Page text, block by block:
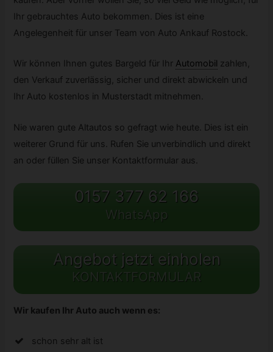
Ihr gebrauchtes Auto bekommen. Dies ist eine
Angelegenheit für unser Team von Auto Ankauf Rostock.
Wir können Ihnen gutes Bargeld für Ihr Automobil zahlen,
den Verkauf zuverlässig, sicher und direkt abwickeln und
Ihr Auto kostenlos in Musterstadt mitnehmen.
Nie waren gute Altautos so gefragt wie heute. Dies ist ein
weiterer Grund für uns. Rufen Sie unverbindlich und direkt
an oder füllen Sie unser Kontaktformular aus.
0157 377 62 166
WhatsApp
Angebot jetzt einholen
KONTAKTFORMULAR
Wir kaufen Ihr Auto auch wenn es:
schon sehr alt ist